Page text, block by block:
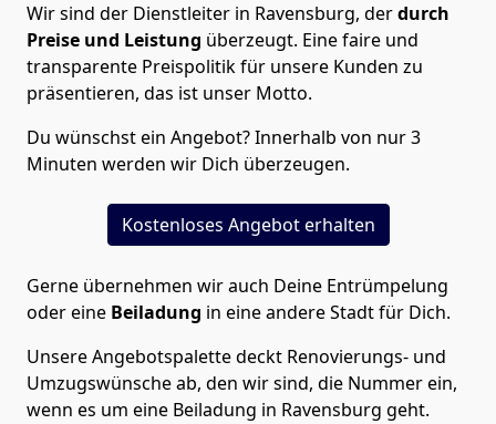
Wir sind der Dienstleiter in Ravensburg, derdurch
Preise und Leistung überzeugt. Eine faire und
transparente Preispolitik für unsere Kunden zu
präsentieren, das ist unser Motto.
Du wünschst ein Angebot? Innerhalb von nur 3
Minuten werden wir Dich überzeugen.
Kostenloses Angebot erhalten
Gerne übernehmen wir auch Deine Entrümpelung
oder eine Beiladung in eine andere Stadt für Dich.
Unsere Angebotspalette deckt Renovierungs- und
Umzugswünsche ab, den wir sind, die Nummer ein,
wenn es um eine Beiladung in Ravensburg geht.